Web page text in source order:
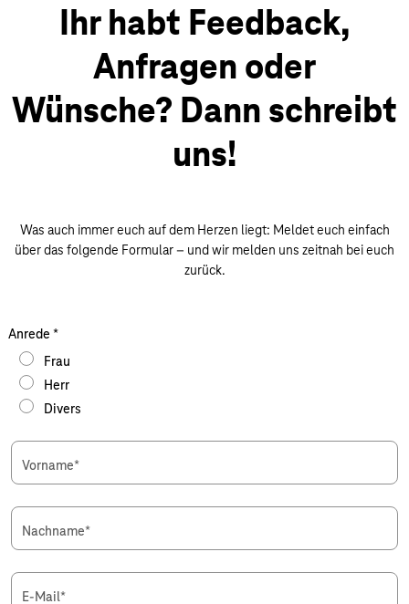
Ihr habt Feedback,
Anfragen oder
Wünsche? Dann schreibt
uns!
Was auch immer euch auf dem Herzen liegt: Meldet euch einfach
über das folgende Formular – und wir melden uns zeitnah bei euch
zurück.
Anrede *
Frau
Herr
Divers
Vorname*
Nachname*
E-Mail*